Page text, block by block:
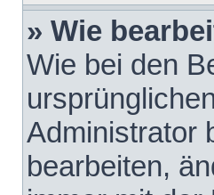
» Wie
Wie bei den
Administrator
bearbeiten,